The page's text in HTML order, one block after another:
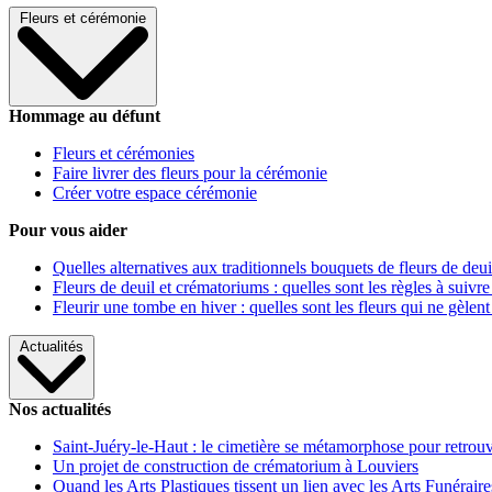
Fleurs et cérémonie
Hommage au défunt
Fleurs et cérémonies
Faire livrer des fleurs pour la cérémonie
Créer votre espace cérémonie
Pour vous aider
Quelles alternatives aux traditionnels bouquets de fleurs de
Fleurs de deuil et crématoriums : quelles sont les règles à
Fleurir une tombe en hiver : quelles sont les fleurs qui ne gèlent
Actualités
Nos actualités
Saint-Juéry-le-Haut : le cimetière se métamorphose pour
Un projet de construction de crématorium à Louviers
Quand les Arts Plastiques tissent un lien avec les Arts